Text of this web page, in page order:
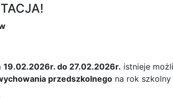
19.02.2026r. do 27.02.2026r. istnieje
przedszkolnego na rok